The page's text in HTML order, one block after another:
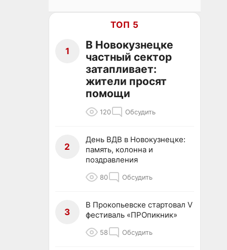
ТОП 5
1
В Новокузнецке
частный сектор
затапливает:
жители просят
помощи
120 Обсудить
2
День ВДВ в Новокузнецке:
память, колонна и
поздравления
80 Обсудить
3
В Прокопьевске стартовал V
фестиваль «ПРОпикник»
58 Обсудить